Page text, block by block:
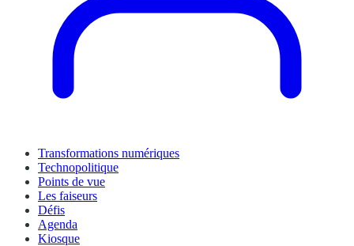
Transformations numériques
Technopolitique
Points de vue
Les faiseurs
Défis
Agenda
Kiosque